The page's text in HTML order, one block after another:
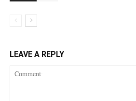
LEAVE A REPLY